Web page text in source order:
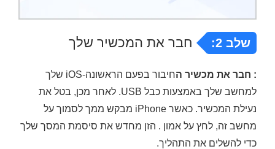
שלב 2: חבר את המכשיר שלך
: חבר את מכשיר ה
חיבור בפעם הראשונה-iOS שלך
למחשב שלך באמצעות כבל USB. לאחר מכן, בטל את
נעילת המכשיר. כאשר iPhone מבקש ממך לסמוך על
מחשב זה, לחץ על אמון . הזן מחדש את סיסמת המסך שלך
כדי להשלים את התהליך.